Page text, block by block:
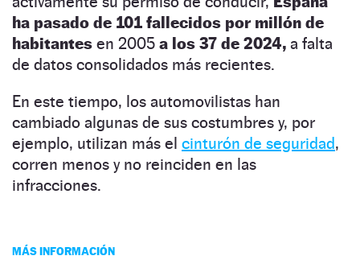
ha pasado de 101 fallecidos por millón de
habitantes en 2005 a los 37 de 2024, a falta
de datos consolidados más recientes.
En este tiempo, los automovilistas han
cambiado algunas de sus costumbres y, por
ejemplo, utilizan más el cinturón de seguridad,
corren menos y no reinciden en las
infracciones.
MÁS INFORMACIÓN